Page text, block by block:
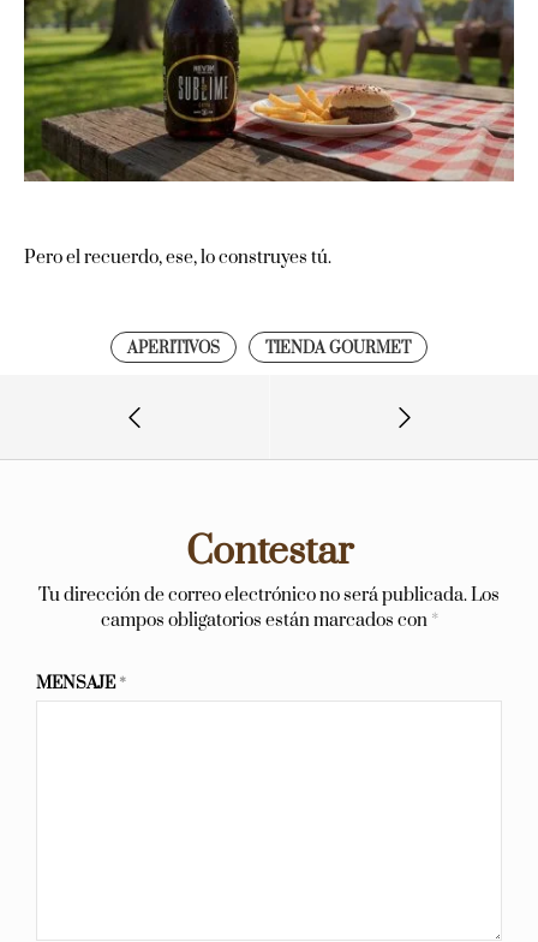
Pero el recuerdo, ese, lo construyes tú.
APERITIVOS TIENDA GOURMET
Contestar
Tu dirección de correo electrónico no será publicada.Los
campos obligatorios están marcados con *
MENSAJE*